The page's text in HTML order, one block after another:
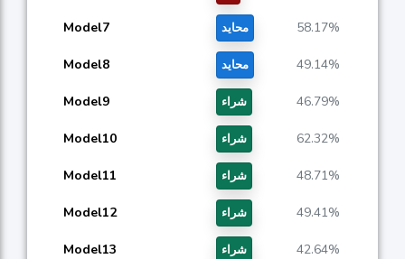
Model7 محايد 58.17%
Model8 محايد 49.14%
Model9 شراء 46.79%
Model10 شراء 62.32%
Model11 شراء 48.71%
Model12 شراء 49.41%
Model13 شراء 42.64%